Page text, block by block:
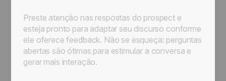
Preste atenção nas respostas do prospect e
esteja pronto para adaptar seu discurso conforme
ele oferece feedback. Não se esqueça: perguntas
abertas são ótimas para estimular a conversa e
gerar mais interação.